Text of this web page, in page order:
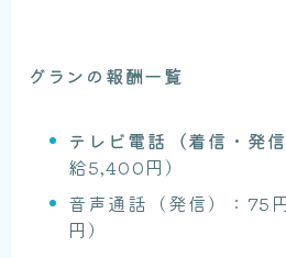
グランの報酬一覧
テレビ電話（着信・発信
給5,400円）
音声通話（発信）：75
円）